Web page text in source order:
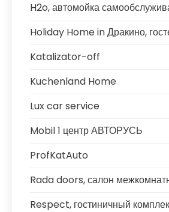
H2o, автомойка
Holiday Home in Дракино,
Katalizator-off
Kuchenland Home
Lux car service
Mobil 1 центр АВТОРУСЬ
ProfKatAuto
Rada doors, салон
Respect, гостиничный